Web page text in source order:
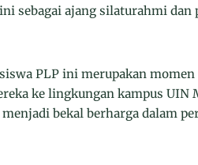
sebagai ajang silaturahmi dan
PLP ini merupakan
ke lingkungan kampus UIN
bekal berharga dalam